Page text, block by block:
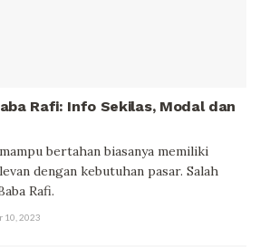
Rafi: Info Sekilas, Modal dan
bertahan biasanya memiliki
dengan kebutuhan pasar. Salah
Rafi.
10, 2023